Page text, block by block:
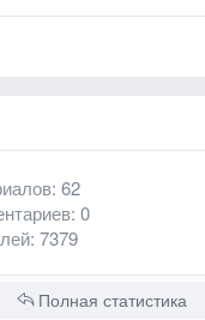
: 62
: 0
: 7379
Полная статистика